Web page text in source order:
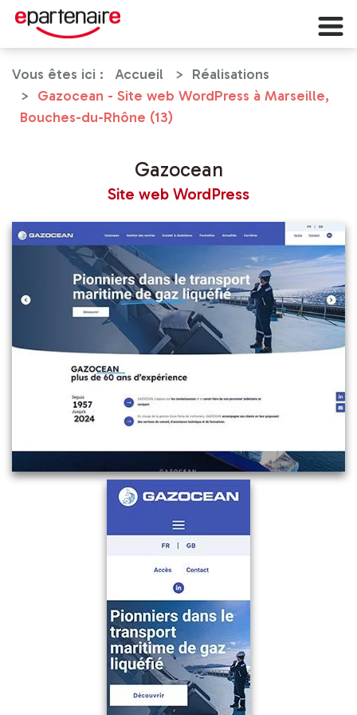
Vous êtes ici : Accueil
Réalisations
Gazocean - Site web WordPress à Marseille,
Bouches-du-Rhône (13)
Gazocean
Site web WordPress